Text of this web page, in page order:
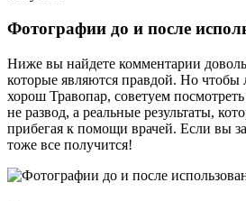
Фотографии до и после
Ниже вы найдете комментарии
которые являются правдой. Но чтобы
хорош Травопар, советуем
не развод, а реальные результаты,
прибегая к помощи врачей. Если вы
тоже все получится!